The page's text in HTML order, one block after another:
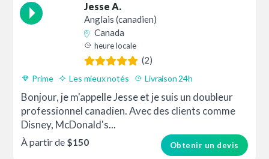
Jesse A.
Anglais (canadien)
Canada
heure locale
(2)
Prime Les mieux notés Livraison 24h
Bonjour, je m'appelle Jesse et je suis un doubleur
professionnel canadien. Avec des clients comme
Disney, McDonald's...
Obtenir un devis
À partir de $150